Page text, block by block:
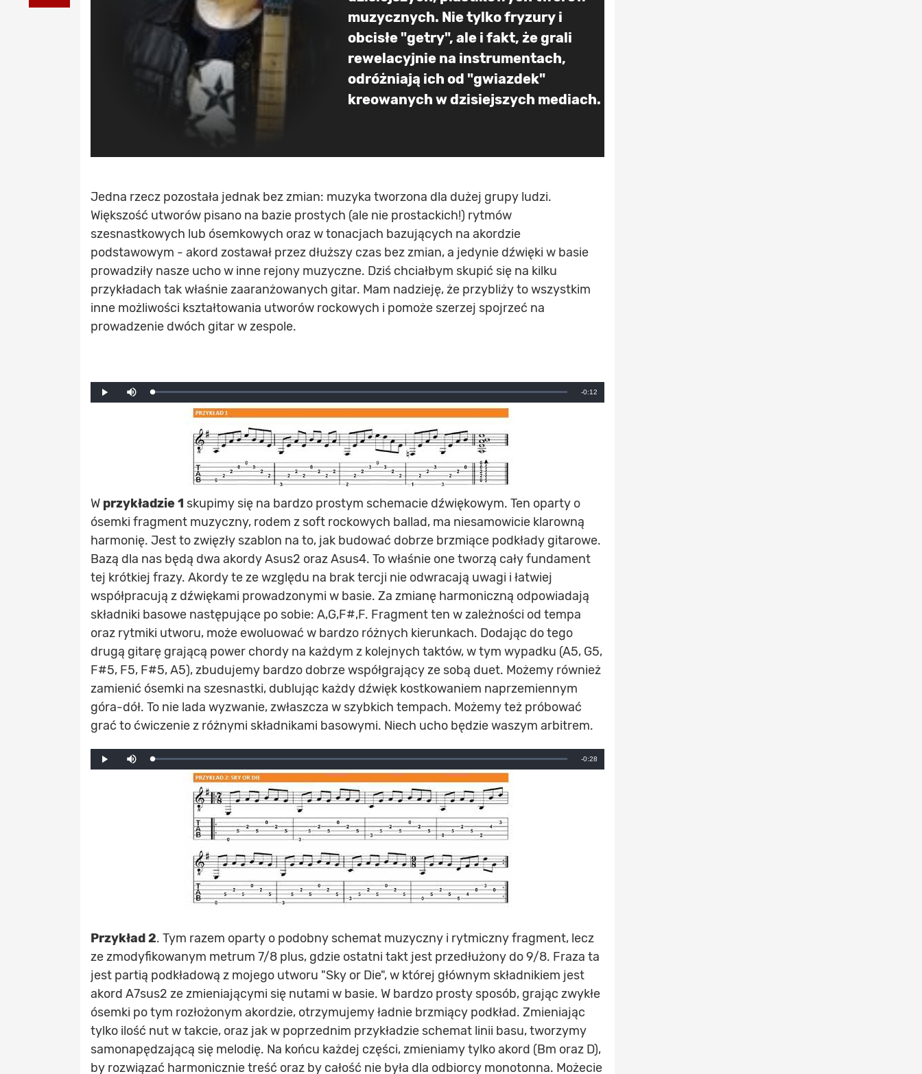
muzycznych. Nie tylko fryzury i
obcisłe "getry", ale i fakt, że grali
rewelacyjnie na instrumentach,
odróżniają ich od "gwiazdek"
kreowanych w dzisiejszych mediach.
Jedna rzecz pozostała jednak bez zmian: muzyka tworzona dla dużej grupy ludzi.
Większość utworów pisano na bazie prostych (ale nie prostackich!) rytmów
szesnastkowych lub ósemkowych oraz w tonacjach bazujących na akordzie
podstawowym - akord zostawał przez dłuższy czas bez zmian, a jedynie dźwięki w basie
prowadziły nasze ucho w inne rejony muzyczne. Dziś chciałbym skupić się na kilku
przykładach tak właśnie zaaranżowanych gitar. Mam nadzieję, że przybliży to wszystkim
inne możliwości kształtowania utworów rockowych i pomoże szerzej spojrzeć na
prowadzenie dwóch gitar w zespole.
Play
Loaded:
0%
Progress:
0%
Remaining
-0:12
W przykładzie 1 skupimy się na bardzo prostym schemacie dźwiękowym. Ten oparty o
ósemki fragment muzyczny, rodem z soft rockowych ballad, ma niesamowicie klarowną
harmonię. Jest to zwięzły szablon na to, jak budować dobrze brzmiące podkłady gitarowe.
Bazą dla nas będą dwa akordy Asus2 oraz Asus4. To właśnie one tworzą cały fundament
tej krótkiej frazy. Akordy te ze względu na brak tercji nie odwracają uwagi i łatwiej
współpracują z dźwiękami prowadzonymi w basie. Za zmianę harmoniczną odpowiadają
składniki basowe następujące po sobie: A,G,F#,F. Fragment ten w zależności od tempa
oraz rytmiki utworu, może ewoluować w bardzo różnych kierunkach. Dodając do tego
drugą gitarę grającą power chordy na każdym z kolejnych taktów, w tym wypadku (A5, G5,
F#5, F5, F#5, A5), zbudujemy bardzo dobrze współgrający ze sobą duet. Możemy również
zamienić ósemki na szesnastki, dublując każdy dźwięk kostkowaniem naprzemiennym
góra-dół. To nie lada wyzwanie, zwłaszcza w szybkich tempach. Możemy też próbować
grać to ćwiczenie z różnymi składnikami basowymi. Niech ucho będzie waszym arbitrem.
Play
Loaded:
0%
Progress:
0%
Remaining
-0:28
Przykład 2. Tym razem oparty o podobny schemat muzyczny i rytmiczny fragment, lecz
ze zmodyfikowanym metrum 7/8 plus, gdzie ostatni takt jest przedłużony do 9/8. Fraza ta
jest partią podkładową z mojego utworu "Sky or Die", w której głównym składnikiem jest
akord A7sus2 ze zmieniającymi się nutami w basie. W bardzo prosty sposób, grając zwykłe
ósemki po tym rozłożonym akordzie, otrzymujemy ładnie brzmiący podkład. Zmieniając
tylko ilość nut w takcie, oraz jak w poprzednim przykładzie schemat linii basu, tworzymy
samonapędzającą się melodię. Na końcu każdej części, zmieniamy tylko akord (Bm oraz D),
by rozwiązać harmonicznie treść oraz by całość nie była dla odbiorcy monotonna. Możecie